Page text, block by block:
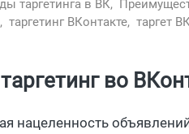
таргетинга в ВК,
таргетинг ВКонтакте, таргет
во
нацеленность